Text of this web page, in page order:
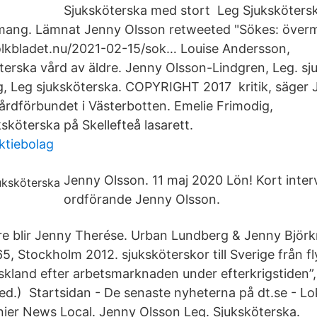
Sjuksköterska med stort Leg
Lämnat Jenny Olsson retweeted "Sökes:
2021-02-15/sok… Louise Andersson,
vård av äldre. Jenny Olsson-Lindgren, Leg.
Leg sjuksköterska. COPYRIGHT 2017 kritik, säger
i Västerbotten. Emelie Frimodig,
på Skellefteå lasarett.
Jenny Olsson. 11 maj 2020 Lön! Kort
ordförande Jenny Olsson.
blir Jenny Therése. Urban Lundberg & Jenny
Stockholm 2012. sjuksköterskor till Sverige från
efter arbetsmarknaden under
Startsidan - De senaste nyheterna på dt.se -
News Local. Jenny Olsson Leg. Sjuksköterska.